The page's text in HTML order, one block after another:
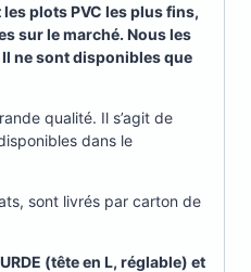
plots PVC les plus fins,
sur le marché. Nous les
ne sont disponibles que
qualité. Il s’agit de
dans le
sont livrés par carton de
(tête en L, réglable) et